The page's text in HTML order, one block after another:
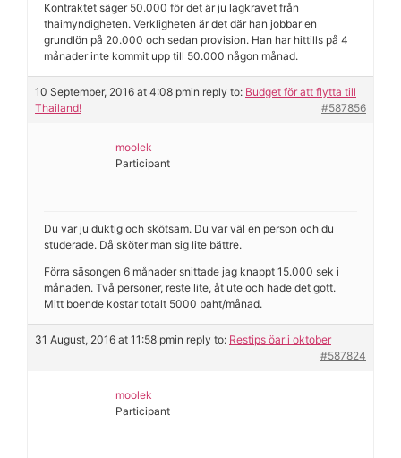
Kontraktet säger 50.000 för det är ju lagkravet från
thaimyndigheten. Verkligheten är det där han jobbar en
grundlön på 20.000 och sedan provision. Han har hittills på 4
månader inte kommit upp till 50.000 någon månad.
10 September, 2016 at 4:08 pmin reply to: Budget för att flytta till
Thailand!
#587856
moolek
Participant
Du var ju duktig och skötsam. Du var väl en person och du
studerade. Då sköter man sig lite bättre.
Förra säsongen 6 månader snittade jag knappt 15.000 sek i
månaden. Två personer, reste lite, åt ute och hade det gott.
Mitt boende kostar totalt 5000 baht/månad.
31 August, 2016 at 11:58 pmin reply to: Restips öar i oktober
#587824
moolek
Participant